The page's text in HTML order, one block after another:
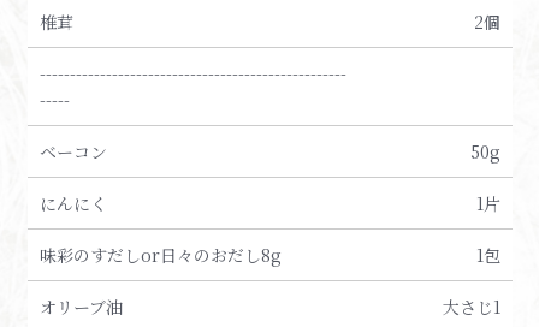
椎茸 2個
---------------------------------------------------
-----
ベーコン 50g
にんにく 1片
味彩のすだしor日々のおだし8g 1包
オリーブ油 大さじ1